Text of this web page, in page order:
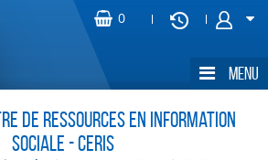
de Ressources en Information
Sociale - CERIS